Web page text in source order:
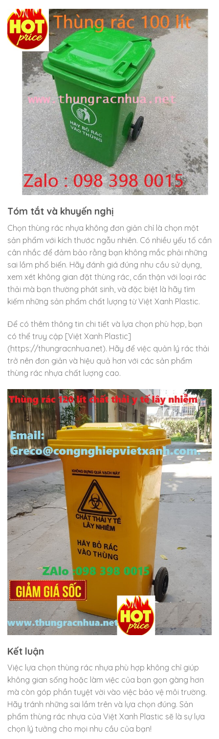
Tóm tắt và khuyến nghị
Chọn thùng rác nhựa không đơn giản chỉ là chọn một
sản phẩm với kích thước ngẫu nhiên. Có nhiều yếu tố cần
cân nhắc để đảm bảo rằng bạn không mắc phải những
sai lầm phổ biến. Hãy đánh giá đúng nhu cầu sử dụng,
xem xét không gian đặt thùng rác, cẩn thận với loại rác
thải mà bạn thường phát sinh, và đặc biệt là hãy tìm
kiếm những sản phẩm chất lượng từ Việt Xanh Plastic.
Để có thêm thông tin chi tiết và lựa chọn phù hợp, bạn
có thể truy cập [Việt Xanh Plastic]
(https://thungracnhua.net). Hãy để việc quản lý rác thải
trở nên đơn giản và hiệu quả hơn với các sản phẩm
thùng rác nhựa chất lượng cao.
Kết luận
Việc lựa chọn thùng rác nhựa phù hợp không chỉ giúp
không gian sống hoặc làm việc của bạn gọn gàng hơn
mà còn góp phần tuyệt vời vào việc bảo vệ môi trường.
Hãy tránh những sai lầm trên và lựa chọn đúng. Sản
phẩm thùng rác nhựa của Việt Xanh Plastic sẽ là sự lựa
chọn lý tưởng cho mọi nhu cầu của bạn!